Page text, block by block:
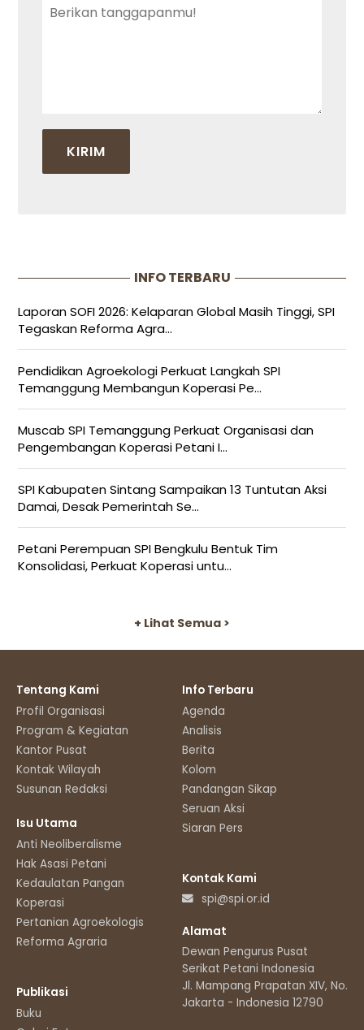
INFO TERBARU
Laporan SOFI 2026: Kelaparan Global Masih Tinggi, SPI
Tegaskan Reforma Agra...
Pendidikan Agroekologi Perkuat Langkah SPI
Temanggung Membangun Koperasi Pe...
Muscab SPI Temanggung Perkuat Organisasi dan
Pengembangan Koperasi Petani I...
SPI Kabupaten Sintang Sampaikan 13 Tuntutan Aksi
Damai, Desak Pemerintah Se...
Petani Perempuan SPI Bengkulu Bentuk Tim
Konsolidasi, Perkuat Koperasi untu...
+ Lihat Semua >
Tentang Kami
Profil Organisasi
Program & Kegiatan
Kantor Pusat
Kontak Wilayah
Susunan Redaksi
Isu Utama
Anti Neoliberalisme
Hak Asasi Petani
Kedaulatan Pangan
Koperasi
Pertanian Agroekologis
Reforma Agraria
Publikasi
Buku
Info Terbaru
Agenda
Analisis
Berita
Kolom
Pandangan Sikap
Seruan Aksi
Siaran Pers
Kontak Kami
spi@spi.or.id
Alamat
Dewan Pengurus Pusat
Serikat Petani Indonesia
Jl. Mampang Prapatan XIV, No.11
Jakarta - Indonesia 12790